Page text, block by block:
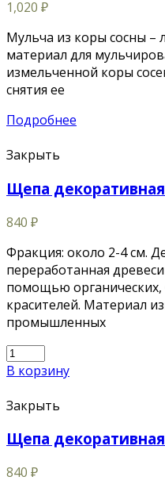
1,020 ₽
Мульча из коры сосны –
материал для
измельченной коры
снятия ее
Подробнее
Закрыть
Щепа
840 ₽
Фракция: около 2-4 см.
переработанная
помощью органических,
красителей. Материал
промышленных
В корзину
Закрыть
Щепа
840 ₽